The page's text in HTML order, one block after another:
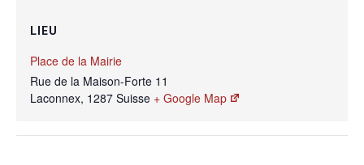
LIEU
Place de la Mairie
Rue de la Maison-Forte 11
Laconnex, 1287 Suisse + Google Map